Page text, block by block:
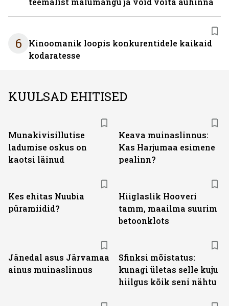
6
Kinoomanik loopis konkurentidele kaikaid
kodaratesse
KUULSAD EHITISED
Munakivisillutise
ladumise oskus on
kaotsi läinud
Keava muinaslinnus:
Kas Harjumaa esimene
pealinn?
Kes ehitas Nuubia
püramiidid?
Hiiglaslik Hooveri
tamm, maailma suurim
betoonklots
Jänedal asus Järvamaa
ainus muinaslinnus
Sfinksi mõistatus:
kunagi ületas selle kuju
hiilgus kõik seni nähtu